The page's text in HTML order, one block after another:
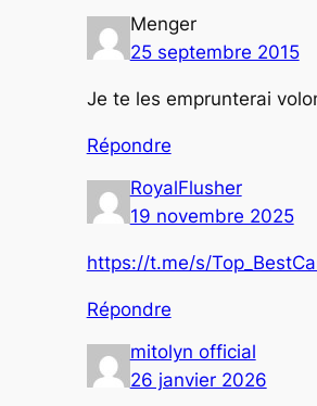
Menger
25 septembre 2015
Je te les emprunterai
Répondre
RoyalFlusher
19 novembre 2025
https://t.me/s/
Répondre
mitolyn official
26 janvier 2026